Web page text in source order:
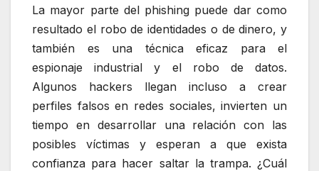
La mayor parte del phishing puede dar como
resultado el robo de identidades o de dinero, y
también es una técnica eficaz para el
espionaje industrial y el robo de datos.
Algunos hackers llegan incluso a crear
perfiles falsos en redes sociales, invierten un
tiempo en desarrollar una relación con las
posibles víctimas y esperan a que exista
confianza para hacer saltar la trampa. ¿Cuál